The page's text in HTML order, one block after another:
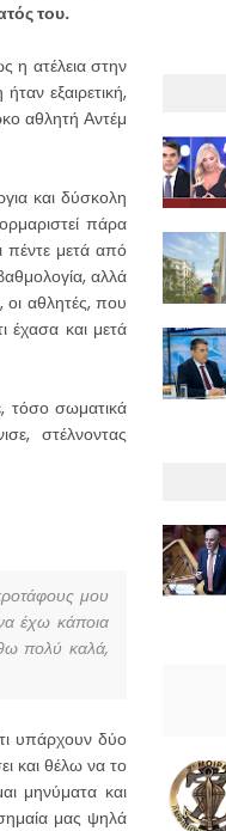
του.
η ατέλεια στην
εξαιρετική,
αθλητή Αντέμ
και δύσκολη
πάρα
πέντε μετά από
αλλά
οι αθλητές, που
έχασα και μετά
τόσο σωματικά
στέλνοντας
μου
έχω κάποια
πολύ καλά,
υπάρχουν δύο
και θέλω να το
μηνύματα και
μας ψηλά